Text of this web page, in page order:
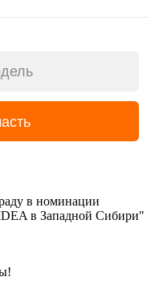
в номинации
в Западной Сибири"